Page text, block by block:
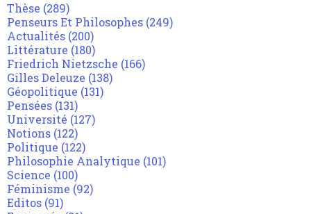
Thèse (289)
Penseurs Et Philosophes (249)
Actualités (200)
Littérature (180)
Friedrich Nietzsche (166)
Gilles Deleuze (138)
Géopolitique (131)
Pensées (131)
Université (127)
Notions (122)
Politique (122)
Philosophie Analytique (101)
Science (100)
Féminisme (92)
Editos (91)